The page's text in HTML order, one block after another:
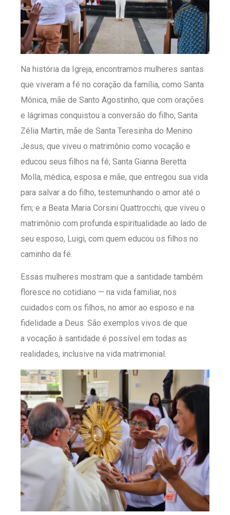
Na história da Igreja, encontramos mulheres santas
que viveram a fé no coração da família, como Santa
Mônica, mãe de Santo Agostinho, que com orações
e lágrimas conquistou a conversão do filho; Santa
Zélia Martin, mãe de Santa Teresinha do Menino
Jesus, que viveu o matrimônio como vocação e
educou seus filhos na fé; Santa Gianna Beretta
Molla, médica, esposa e mãe, que entregou sua vida
para salvar a do filho, testemunhando o amor até o
fim; e a Beata Maria Corsini Quattrocchi, que viveu o
matrimônio com profunda espiritualidade ao lado de
seu esposo, Luigi, com quem educou os filhos no
caminho da fé.
Essas mulheres mostram que a santidade também
floresce no cotidiano — na vida familiar, nos
cuidados com os filhos, no amor ao esposo e na
fidelidade a Deus. São exemplos vivos de que
a vocação à santidade é possível em todas as
realidades, inclusive na vida matrimonial.